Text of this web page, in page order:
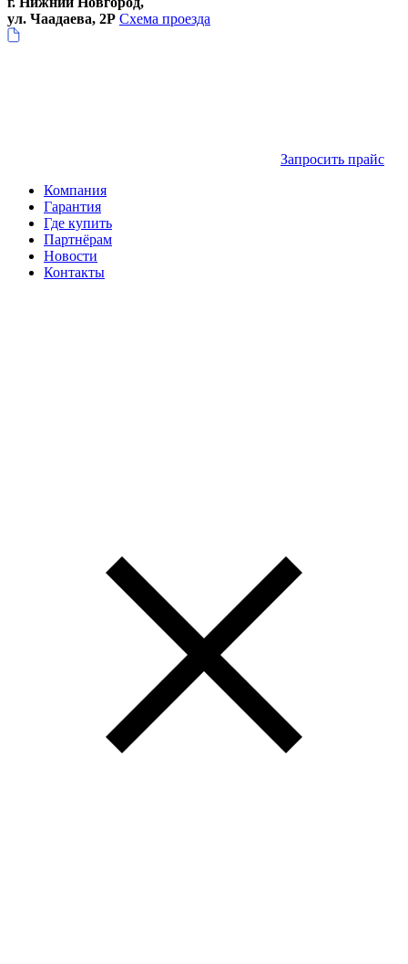
ул. Чаадаева, 2Р Схема проезда
Запросить прайс
Компания
Гарантия
Где купить
Партнёрам
Новости
Контакты